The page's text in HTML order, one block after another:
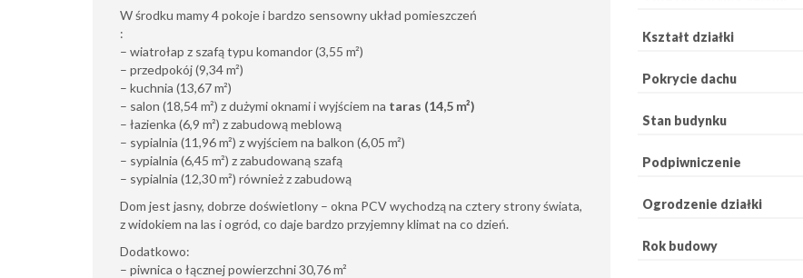
W środku mamy 4 pokoje i bardzo sensowny układ pomieszczeń
:
– wiatrołap z szafą typu komandor (3,55 m²)
– przedpokój (9,34 m²)
– kuchnia (13,67 m²)
– salon (18,54 m²) z dużymi oknami i wyjściem na taras (14,5 m²)
– łazienka (6,9 m²) z zabudową meblową
– sypialnia (11,96 m²) z wyjściem na balkon (6,05 m²)
– sypialnia (6,45 m²) z zabudowaną szafą
– sypialnia (12,30 m²) również z zabudową
Dom jest jasny, dobrze doświetlony – okna PCV wychodzą na cztery strony świata,
z widokiem na las i ogród, co daje bardzo przyjemny klimat na co dzień.
Dodatkowo:
– piwnica o łącznej powierzchni 30,76 m²
Kształt działki
Pokrycie dachu
Stan budynku
Podpiwniczenie
Ogrodzenie działki
Rok budowy